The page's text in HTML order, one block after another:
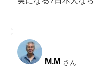
M.M さん